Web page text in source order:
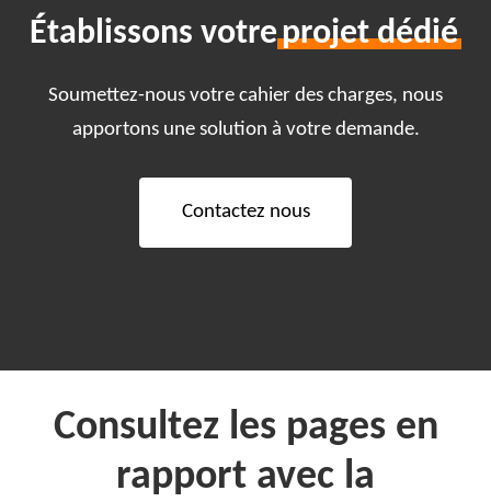
Établissons votreprojet dédié
Soumettez-nous votre cahier des charges, nous
apportons une solution à votre demande.
Contactez nous
Consultez les pages en
rapport avec la